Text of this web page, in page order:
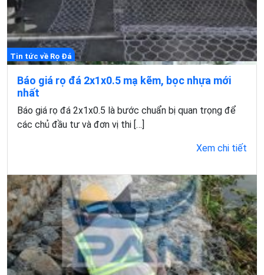
Tin tức về Rọ Đá
Báo giá rọ đá 2x1x0.5 mạ kẽm, bọc nhựa mới
nhất
Báo giá rọ đá 2x1x0.5 là bước chuẩn bị quan trọng để
các chủ đầu tư và đơn vị thi […]
Xem chi tiết